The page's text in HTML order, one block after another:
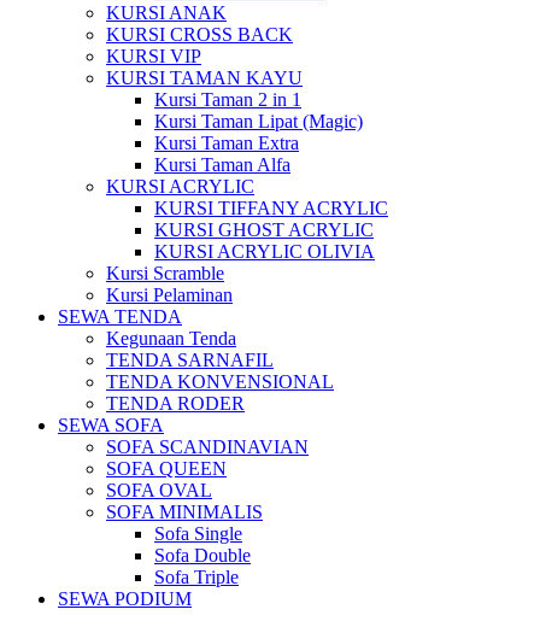
KURSI ANAK
KURSI CROSS BACK
KURSI VIP
KURSI TAMAN KAYU
Kursi Taman 2 in 1
Kursi Taman Lipat (Magic)
Kursi Taman Extra
Kursi Taman Alfa
KURSI ACRYLIC
KURSI TIFFANY ACRYLIC
KURSI GHOST ACRYLIC
KURSI ACRYLIC OLIVIA
Kursi Scramble
Kursi Pelaminan
SEWA TENDA
Kegunaan Tenda
TENDA SARNAFIL
TENDA KONVENSIONAL
TENDA RODER
SEWA SOFA
SOFA SCANDINAVIAN
SOFA QUEEN
SOFA OVAL
SOFA MINIMALIS
Sofa Single
Sofa Double
Sofa Triple
SEWA PODIUM